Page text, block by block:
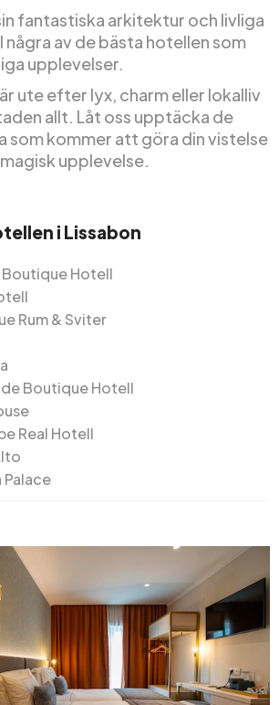
fantastiska arkitektur och livliga
några av de bästa hotellen som
upplevelser.
ute efter lyx, charm eller lokalliv
allt. Låt oss upptäcka de
som kommer att göra din vistelse
upplevelse.
i Lissabon
Boutique Hotell
Rum & Sviter
Boutique Hotell
Real Hotell
Palace